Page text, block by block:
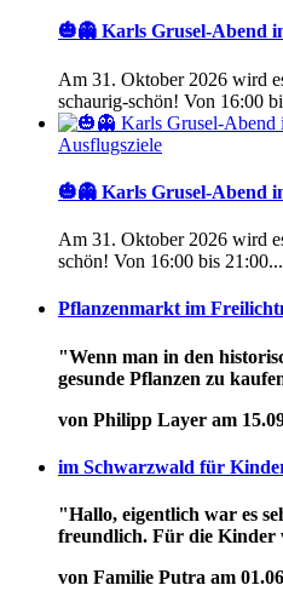
🎃👻 Karls Grusel-Abend
Am 31. Oktober 2026 wird
schaurig-schön! Von 16:00
Ausflugsziele
🎃👻 Karls Grusel-Abend
Am 31. Oktober 2026 wird
schön! Von 16:00 bis 21:00...
Pflanzenmarkt im
"Wenn man in den
gesunde Pflanzen zu
von Philipp Layer am
im Schwarzwald für
"Hallo, eigentlich war es
freundlich. Für die Kinder
von Familie Putra am